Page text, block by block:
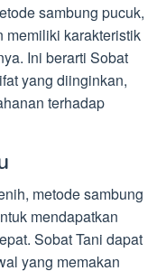
sambung pucuk,
memiliki karakteristik
Ini berarti Sobat
yang diinginkan,
terhadap
metode sambung
mendapatkan
Sobat Tani dapat
yang memakan